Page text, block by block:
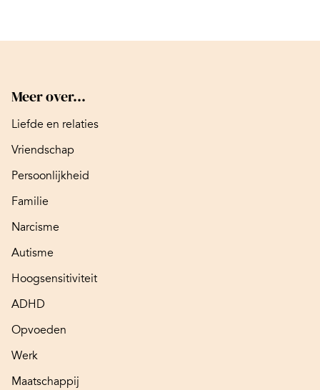
Meer over...
Liefde en relaties
Vriendschap
Persoonlijkheid
Familie
Narcisme
Autisme
Hoogsensitiviteit
ADHD
Opvoeden
Werk
Maatschappij